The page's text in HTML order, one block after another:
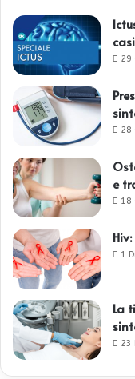
29
28
e
18
1
La
23